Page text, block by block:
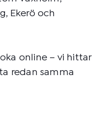
Ekerö och
online – vi hittar
redan samma